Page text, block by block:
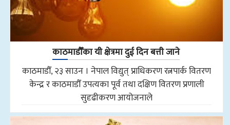
काठमाडौँका यी क्षेत्रमा दुई दिन बत्ती जाने
काठमाडौँ, २३ साउन । नेपाल विद्युत् प्राधिकरण रत्नपार्क वितरण
केन्द्र र काठमाडौँ उपत्यका पूर्व तथा दक्षिण वितरण प्रणाली
सुदृढीकरण आयोजनाले